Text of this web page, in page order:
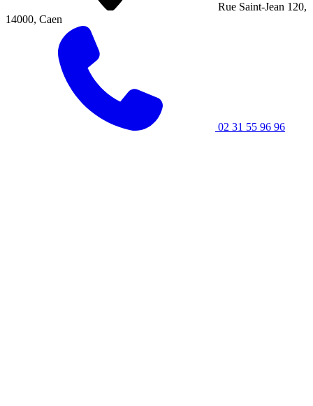
Rue Saint-Jean 120,
14000, Caen
02 31 55 96 96